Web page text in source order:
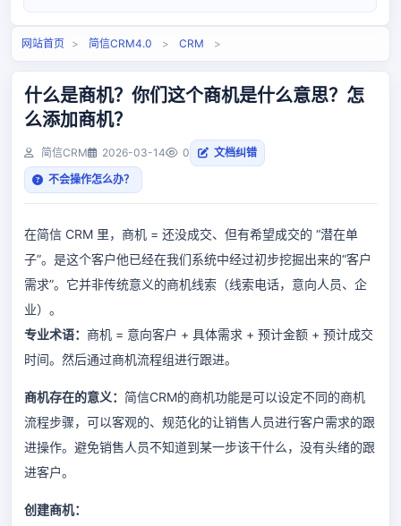
相关问题 定价标准
网站首页 > 简信CRM4.0 > CRM >
什么是商机？你们这个商机是什么意思？怎
么添加商机？
简信CRM 2026-03-14 0
文档纠错
不会操作怎么办？
在简信 CRM 里，商机 = 还没成交、但有希望成交的 “潜在单
子”。是这个客户他已经在我们系统中经过初步挖掘出来的“客户
需求”。它并非传统意义的商机线索（线索电话，意向人员、企
业）。
专业术语： 商机 = 意向客户 + 具体需求 + 预计金额 + 预计成交
时间。然后通过商机流程组进行跟进。
商机存在的意义： 简信CRM的商机功能是可以设定不同的商机
流程步骤，可以客观的、规范化的让销售人员进行客户需求的跟
进操作。避免销售人员不知道到某一步该干什么，没有头绪的跟
进客户。
创建商机：